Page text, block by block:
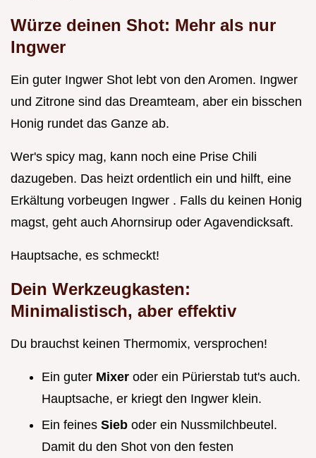
Würze deinen Shot: Mehr als nur
Ingwer
Ein guter Ingwer Shot lebt von den Aromen. Ingwer
und Zitrone sind das Dreamteam, aber ein bisschen
Honig rundet das Ganze ab.
Wer's spicy mag, kann noch eine Prise Chili
dazugeben. Das heizt ordentlich ein und hilft, eine
Erkältung vorbeugen Ingwer . Falls du keinen Honig
magst, geht auch Ahornsirup oder Agavendicksaft.
Hauptsache, es schmeckt!
Dein Werkzeugkasten:
Minimalistisch, aber effektiv
Du brauchst keinen Thermomix, versprochen!
Ein guter Mixer oder ein Pürierstab tut's auch.
Hauptsache, er kriegt den Ingwer klein.
Ein feines Sieb oder ein Nussmilchbeutel.
Damit du den Shot von den festen